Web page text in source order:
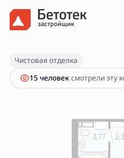
1-комнатная37.57 м
Чистовая отделка
15 человексмотрели эту